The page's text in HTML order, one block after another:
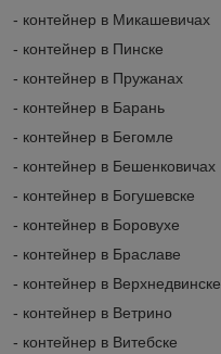
- контейнер в Микашевичах
- контейнер в Пинске
- контейнер в Пружанах
- контейнер в Барань
- контейнер в Бегомле
- контейнер в Бешенковичах
- контейнер в Богушевске
- контейнер в Боровухе
- контейнер в Браславе
- контейнер в Верхнедвинске
- контейнер в Ветрино
- контейнер в Витебске